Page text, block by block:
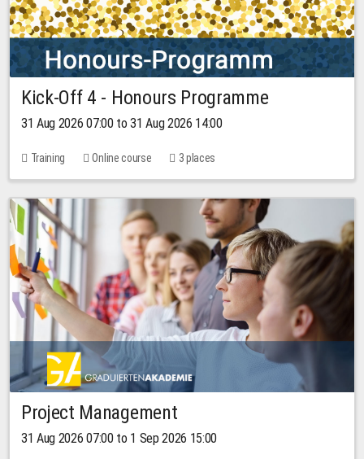
Kick-Off 4 - Honours Programme
31 Aug 2026 07:00 to 31 Aug 2026 14:00
Training Online course 3 places
Project Management
31 Aug 2026 07:00 to 1 Sep 2026 15:00